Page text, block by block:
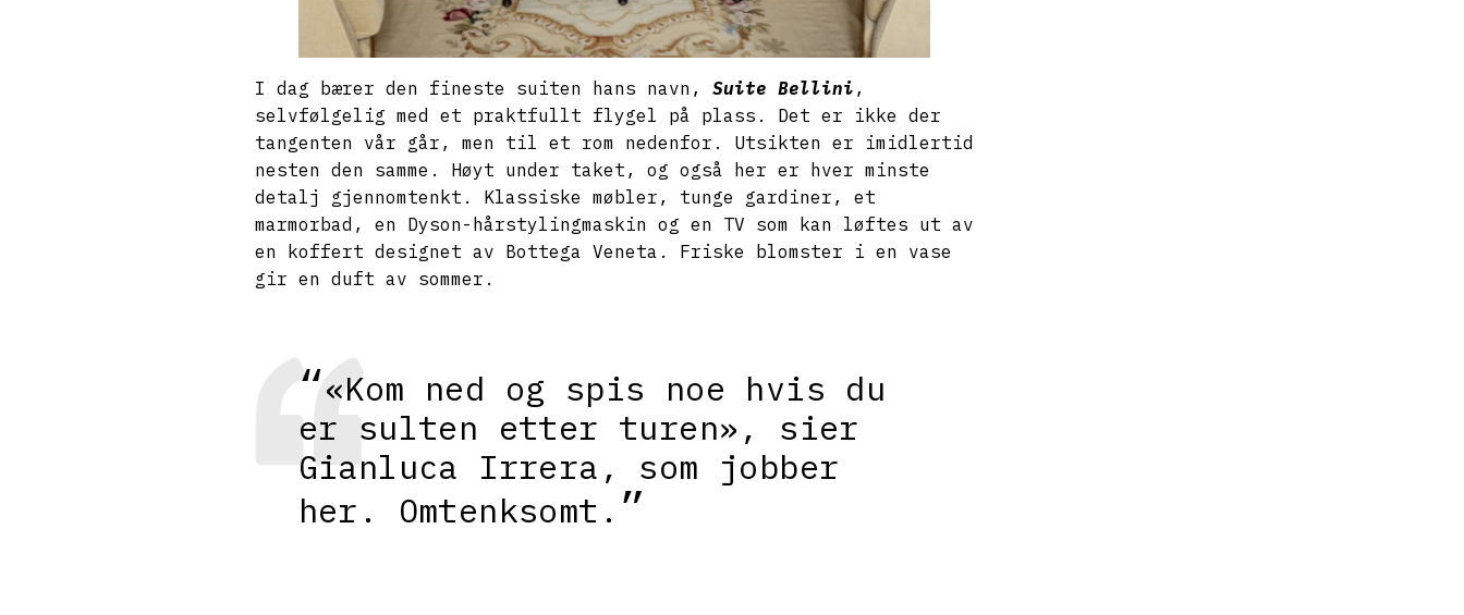
I dag bærer den fineste suiten hans navn, Suite Bellini ,
selvfølgelig med et praktfullt flygel på plass. Det er ikke der
tangenten vår går, men til et rom nedenfor. Utsikten er imidlertid
nesten den samme. Høyt under taket, og også her er hver minste
detalj gjennomtenkt. Klassiske møbler, tunge gardiner, et
marmorbad, en Dyson-hårstylingmaskin og en TV som kan løftes ut av
en koffert designet av Bottega Veneta. Friske blomster i en vase
gir en duft av sommer.
«Kom ned og spis noe hvis du
er sulten etter turen», sier
Gianluca Irrera, som jobber
her. Omtenksomt.